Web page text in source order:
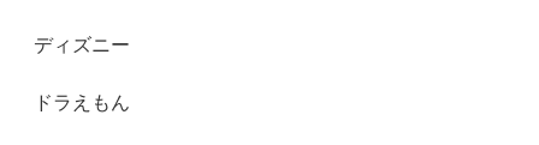
ディズニー
ドラえもん